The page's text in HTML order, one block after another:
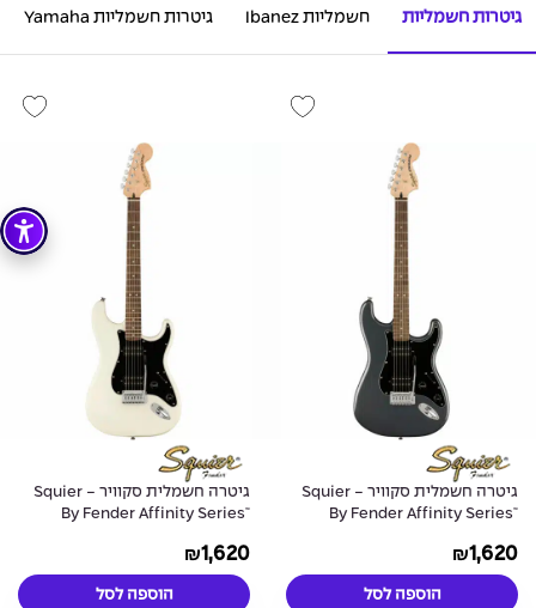
גיטרות חשמליות חשמליות Ibanez גיטרות חשמליות Yamaha
גיטרה חשמלית סקוויר - Squier
By Fender Affinity Series™
Charcoal Frost Metallic
₪1,620
הוספה לסל
גיטרה חשמלית סקוויר - Squier
By Fender Affinity Series™
Olympic White
₪1,620
הוספה לסל